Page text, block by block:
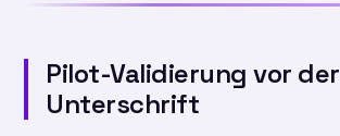
Pilot-Validierung vor der
Unterschrift